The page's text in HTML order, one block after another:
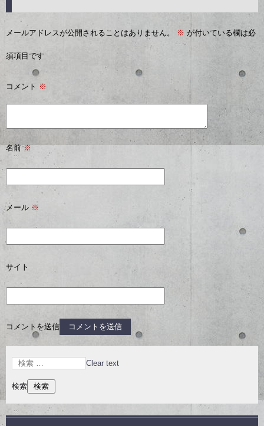
メールアドレスが公開されることはありません。 ※ が付いている欄は必
須項目です
コメント ※
名前※
メール ※
サイト
コメントを送信
Clear text
検索